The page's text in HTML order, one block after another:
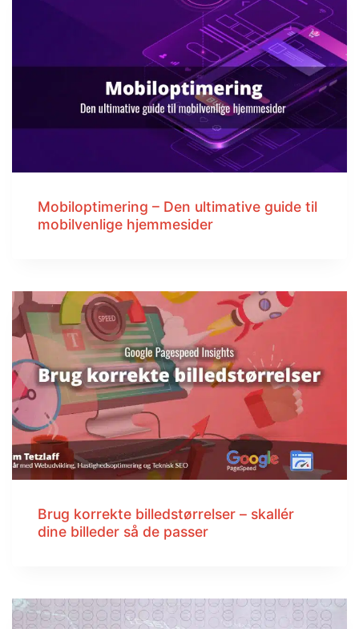
Mobiloptimering – Den ultimative guide til
mobilvenlige hjemmesider
Brug korrekte billedstørrelser – skallér
dine billeder så de passer